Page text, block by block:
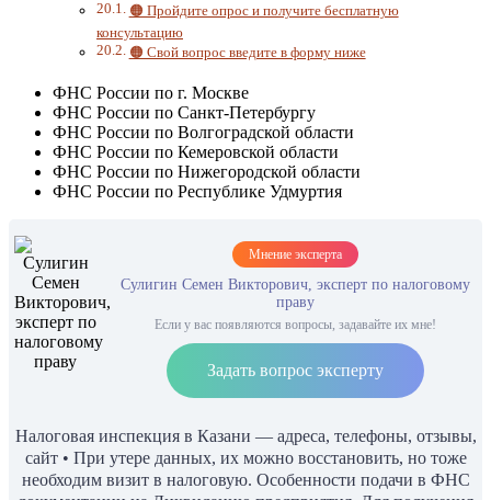
🟠 Пройдите опрос и получите бесплатную
консультацию
🟠 Свой вопрос введите в форму ниже
ФНС России по г. Москве
ФНС России по Санкт-Петербургу
ФНС России по Волгоградской области
ФНС России по Кемеровской области
ФНС России по Нижегородской области
ФНС России по Республике Удмуртия
Мнение эксперта
Сулигин Семен Викторович, эксперт по налоговому
праву
Если у вас появляются вопросы, задавайте их мне!
Задать вопрос эксперту
Налоговая инспекция в Казани — адреса, телефоны, отзывы,
сайт • При утере данных, их можно восстановить, но тоже
необходим визит в налоговую. Особенности подачи в ФНС